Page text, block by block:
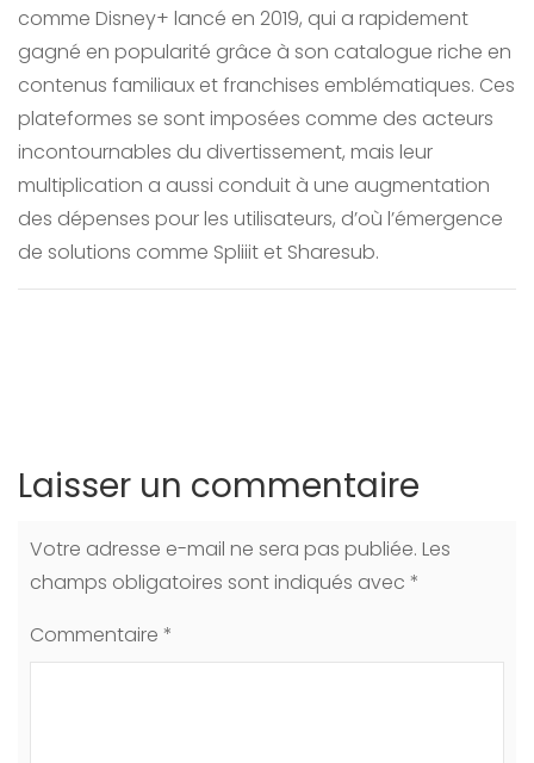
comme Disney+ lancé en 2019, qui a rapidement
gagné en popularité grâce à son catalogue riche en
contenus familiaux et franchises emblématiques. Ces
plateformes se sont imposées comme des acteurs
incontournables du divertissement, mais leur
multiplication a aussi conduit à une augmentation
des dépenses pour les utilisateurs, d’où l’émergence
de solutions comme Spliiit et Sharesub.
Laisser un commentaire
Votre adresse e-mail ne sera pas publiée. Les
champs obligatoires sont indiqués avec *
Commentaire *